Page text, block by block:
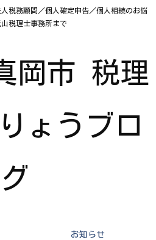
税務顧問／個人確定申告／個人相続のお悩
税理士事務所まで
岡市 税理
ょうブロ
グ
お知らせ